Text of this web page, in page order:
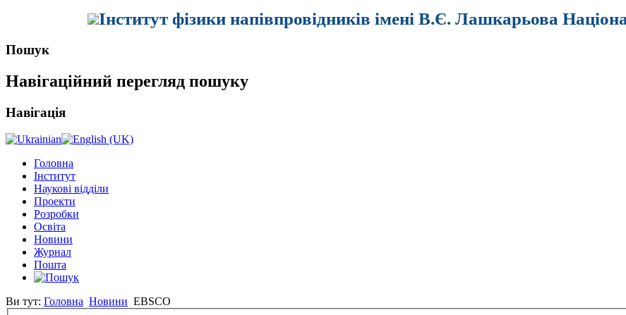
Інститут фізики напівпровідників імені В.Є. Лашкарьова
Пошук
Навігаційний перегляд пошуку
Навігація
Головна
Інститут
Наукові відділи
Проекти
Розробки
Освіта
Новини
Журнал
Пошта
Ви тут: Головна Новини EBSCO